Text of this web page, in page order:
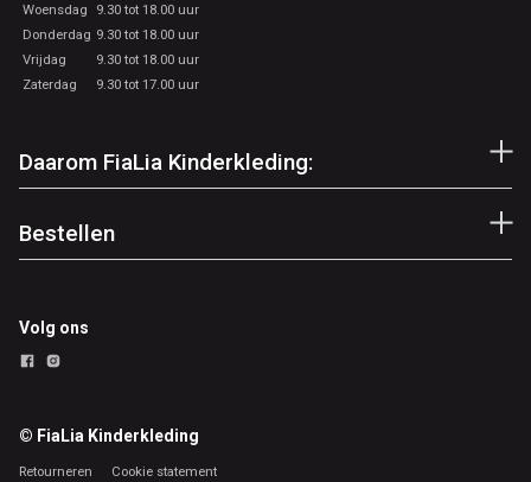
Woensdag
9.30 tot 18.00 uur
Donderdag 9.30 tot 18.00 uur
Vrijdag
9.30 tot 18.00 uur
Zaterdag
9.30 tot 17.00 uur
Daarom FiaLia Kinderkleding:
Bestellen
Volg ons
© FiaLia Kinderkleding
Retourneren Cookie statement